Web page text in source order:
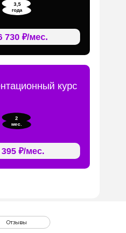
730 ₽/мес.
3,5
года
2
мес.
курс
395 ₽/мес.
Отзывы